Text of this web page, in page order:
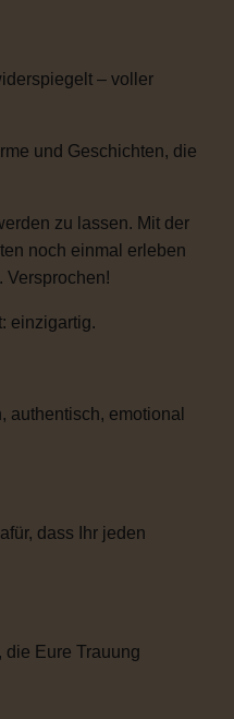
– voller
und Geschichten, die
zu lassen. Mit der
noch einmal erleben
Versprochen!
einzigartig.
emotional
dass Ihr jeden
Eure Trauung